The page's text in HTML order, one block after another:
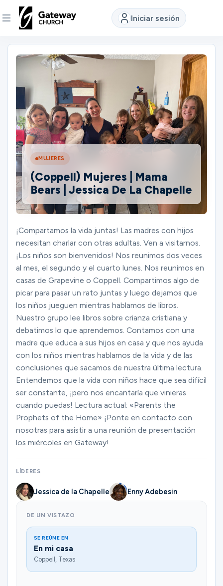
Iniciar sesión
DESCUBRE
somos
Ver
Ubicaciones
Conectar
Ministerios
Grupos
Dar
Buscar
Español
MUJERES
(Coppell) Mujeres | Mama
Bears | Jessica De La Chapelle
¡Compartamos la vida juntas! Las madres con hijos
necesitan charlar con otras adultas. Ven a visitarnos.
¡Los niños son bienvenidos! Nos reunimos dos veces
al mes, el segundo y el cuarto lunes. Nos reunimos en
casas de Grapevine o Coppell. Compartimos algo de
picar para pasar un rato juntas y luego dejamos que
los niños jueguen mientras hablamos de libros.
Nuestro grupo lee libros sobre crianza cristiana y
debatimos lo que aprendemos. Contamos con una
madre que educa a sus hijos en casa y que nos ayuda
con los niños mientras hablamos de la vida y de las
conclusiones que sacamos de nuestra última lectura.
Entendemos que la vida con niños hace que sea difícil
ser constante, ¡pero nos encantaría que vinieras
cuando puedas! Lectura actual: «Parents the
Prophets of the Home» ¡Ponte en contacto con
nosotras para asistir a una reunión de presentación
los miércoles en Gateway!
LÍDERES
Jessica de la Chapelle Enny Adebesin
DE UN VISTAZO
SE REÚNE EN
En mi casa
Coppell, Texas